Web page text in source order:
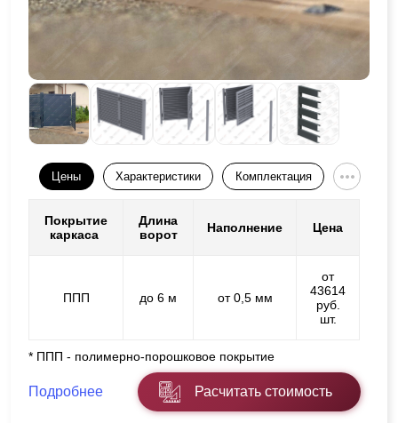
Цены Характеристики Комплектация
Покрытие
каркаса
Длина
ворот
Наполнение Цена
ППП до 6 м от 0,5 мм
от
43614
руб.
шт.
* ППП - полимерно-порошковое покрытие
Подробнее Расчитать стоимость